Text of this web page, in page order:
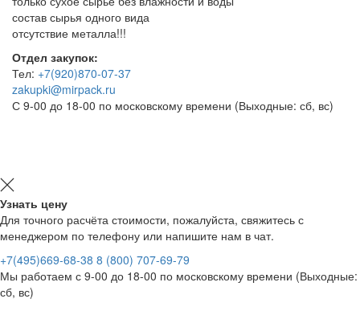
состав сырья одного вида
отсутствие металла!!!
Отдел закупок:
Тел: +7(920)870-07-37
zakupki@mirpack.ru
С 9-00 до 18-00 по московскому времени (Выходные: сб, вс)
Узнать цену
Для точного расчёта стоимости, пожалуйста, свяжитесь с
менеджером по телефону или напишите нам в чат.
+7(495)669-68-38 8 (800) 707-69-79
Мы работаем с 9-00 до 18-00 по московскому времени (Выходные:
сб, вс)